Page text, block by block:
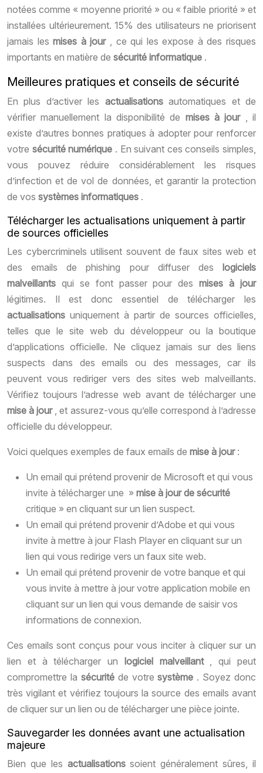
notées comme « moyenne priorité » ou « faible priorité » et
installées ultérieurement. 15% des utilisateurs ne priorisent
jamais lesmises à jour , ce qui les expose à des risques
importants en matière de sécurité informatique .
Meilleures pratiques et conseils de sécurité
En plus d’activer les actualisationsautomatiques et de
vérifier manuellement la disponibilité de mises à jour , il
existe d’autres bonnes pratiques à adopter pour renforcer
votre sécurité numérique . En suivant ces conseils simples,
vous pouvez réduire considérablement les risques
d’infection et de vol de données, et garantir la protection
de vos systèmes informatiques .
Télécharger les actualisations uniquement à partir
de sources officielles
Les cybercriminels utilisent souvent de faux sites web et
des emails de phishing pour diffuser des logiciels
malveillants qui se font passer pour desmises à jour
légitimes. Il est donc essentiel de télécharger les
actualisations uniquement à partir de sources officielles,
telles que le site web du développeur ou la boutique
d’applications officielle. Ne cliquez jamais sur des liens
suspects dans des emails ou des messages, car ils
peuvent vous rediriger vers des sites web malveillants.
Vérifiez toujours l’adresse web avant de télécharger une
mise à jour , et assurez-vous qu’elle correspond à l’adresse
officielle du développeur.
Voici quelques exemples de faux emails de mise à jour :
Un email qui prétend provenir de Microsoft et qui vous
invite à télécharger une » mise à jour de sécurité
critique » en cliquant sur un lien suspect.
Un email qui prétend provenir d’Adobe et qui vous
invite à mettre à jour Flash Player en cliquant sur un
lien qui vous redirige vers un faux site web.
Un email qui prétend provenir de votre banque et qui
vous invite à mettre à jour votre application mobile en
cliquant sur un lien qui vous demande de saisir vos
informations de connexion.
Ces emails sont conçus pour vous inciter à cliquer sur un
lien et à télécharger un logiciel malveillant , qui peut
compromettre la sécurité de votresystème . Soyez donc
très vigilant et vérifiez toujours la source des emails avant
de cliquer sur un lien ou de télécharger une pièce jointe.
Sauvegarder les données avant une actualisation
majeure
Bien que les actualisationssoient généralement sûres, il